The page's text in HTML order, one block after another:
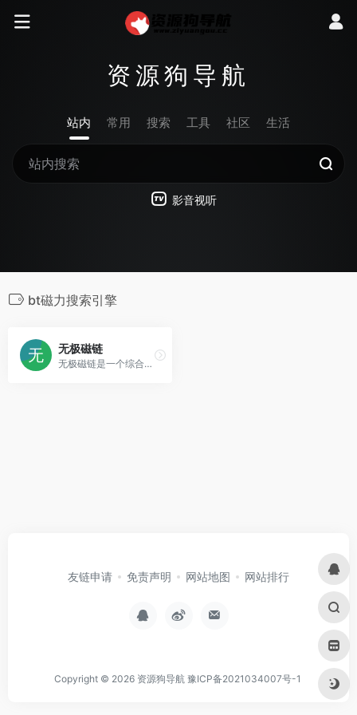
资源狗导航
站内 常用 搜索 工具 社区 生活
影音视听
bt磁力搜索引擎
无极磁链
无极磁链是一个综合性的资源下载平台，定位于为用户提供多样化的数字内容。
友链申请 免责声明 网站地图 网站排行
Copyright © 2026 资源狗导航 豫ICP备2021034007号-1